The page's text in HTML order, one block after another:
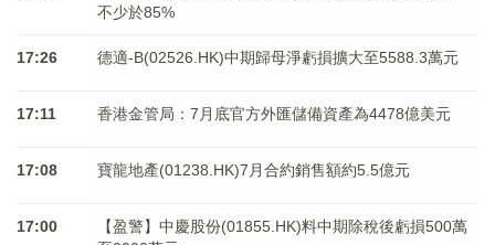
不少於85%
17:26 德適-B(02526.HK)中期歸母淨虧損擴大至5588.3萬元
17:11 香港金管局：7月底官方外匯儲備資產為4478億美元
17:08 寶龍地產(01238.HK)7月合約銷售額約5.5億元
17:00
【盈警】中慶股份(01855.HK)料中期除稅後虧損500萬